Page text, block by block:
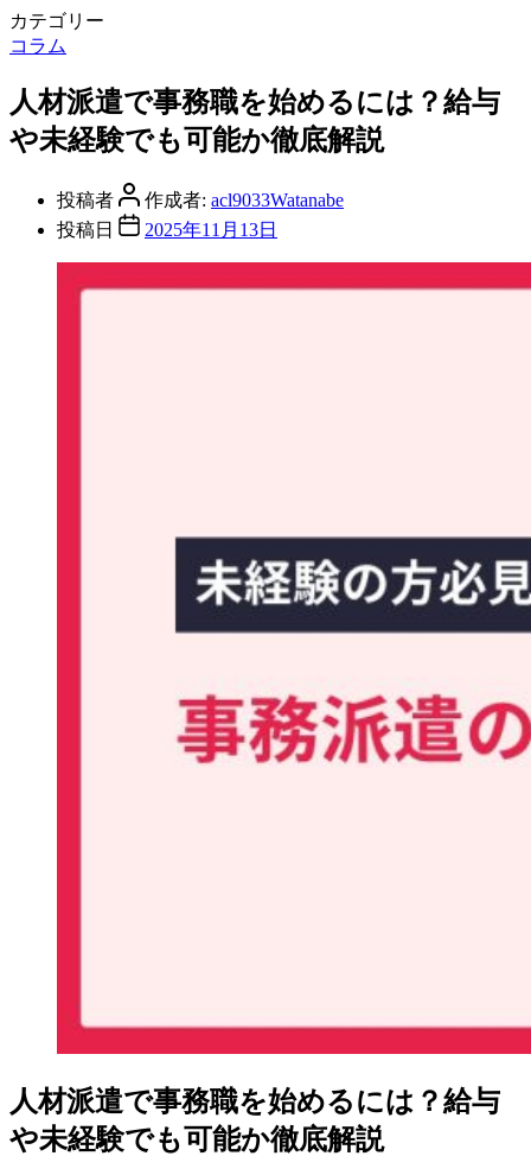
カテゴリー
コラム
人材派遣で事務職を始めるには？給与
や未経験でも可能か徹底解説
投稿者 作成者: acl9033Watanabe
投稿日
2025年11月13日
人材派遣で事務職を始めるには？給与
や未経験でも可能か徹底解説